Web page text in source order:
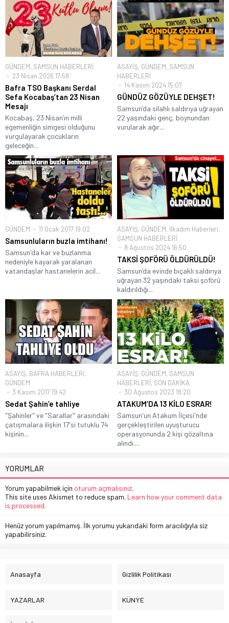
GÜNDEM, SAMSUN HABERLERİ
23 Nisan 2026 17:58
Bafra TSO Başkanı Serdal
Sefa Kocabaş’tan 23 Nisan
Mesajı
Kocabaş, 23 Nisan’ın milli
egemenliğin simgesi olduğunu
vurgulayarak çocukların
geleceğin...
ASAYİŞ, GÜNDEM, SAMSUN
HABERLERİ
14 Kasım 2024 15:07
GÜNDÜZ GÖZÜYLE DEHŞET!
Samsun’da silahlı saldırıya uğrayan
22 yaşındaki genç, boynundan
vurularak ağır...
GÜNDEM 11 Ocak 2017 19:02
Samsunluların buzla imtihanı!
Samsun'da kar ve buzlanma
nedeniyle kayarak yaralanan
vatandaşlar hastanelerin acil...
ASAYİŞ, GÜNDEM, İlkadım Haberleri,
SAMSUN HABERLERİ
8 Ağustos 2024 16:50
TAKSİ ŞOFÖRÜ ÖLDÜRÜLDÜ!
Samsun’da evinde bıçaklı saldırıya
uğrayan 32 yaşındaki taksi şoförü
kaldırıldığı...
ASAYİŞ, BAFRA HABERLERİ,
GÜNDEM
3 Kasım 2017 19:42
Sedat Şahin’e tahliye
"Şahinler" ve "Sarallar" arasındaki
çatışmalara ilişkin 17'si tutuklu 74
kişinin...
ASAYİŞ, GÜNDEM, SAMSUN
HABERLERİ, SON DAKİKA
30 Ağustos 2023 18:20
ATAKUM’DA 13 KİLO ESRAR!
Samsun'un Atakum İlçesi'nde
gerçekleştirilen uyuşturucu
operasyonunda 2 kişi gözaltına
alındı....
YORUMLAR
Yorum yapabilmek için oturum açmalısınız.
This site uses Akismet to reduce spam. Learn how your comment data
is processed.
Henüz yorum yapılmamış. İlk yorumu yukarıdaki form aracılığıyla siz
yapabilirsiniz.
Anasayfa Gizlilik Politikası
YAZARLAR KÜNYE